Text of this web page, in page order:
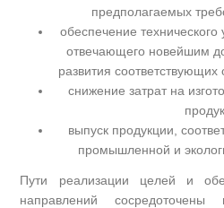
предполагаемых
обеспечение технического
отвечающего новейшим
развития соответствующих
снижение затрат на
выпуск продукции,
промышленной и
Пути реализации целей и
направлений сосредоточены